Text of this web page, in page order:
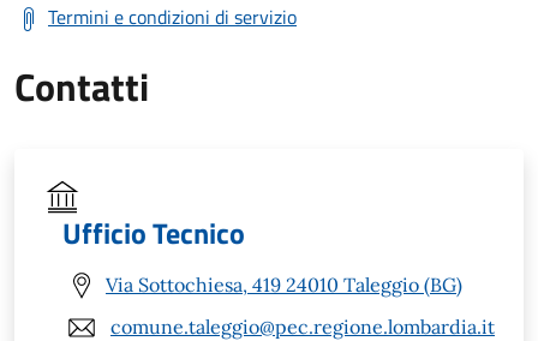
Termini e condizioni di servizio
Contatti
Ufficio Tecnico
Via Sottochiesa, 419 24010 Taleggio (BG)
comune.taleggio@pec.regione.lombardia.it